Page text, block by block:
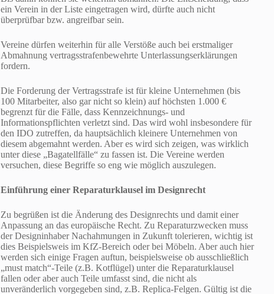
ein Verein in der Liste eingetragen wird, dürfte auch nicht
überprüfbar bzw. angreifbar sein.
Vereine dürfen weiterhin für alle Verstöße auch bei erstmaliger
Abmahnung vertragsstrafenbewehrte Unterlassungserklärungen
fordern.
Die Forderung der Vertragsstrafe ist für kleine Unternehmen (bis
100 Mitarbeiter, also gar nicht so klein) auf höchsten 1.000 €
begrenzt für die Fälle, dass Kennzeichnungs- und
Informationspflichten verletzt sind. Das wird wohl insbesondere für
den IDO zutreffen, da hauptsächlich kleinere Unternehmen von
diesem abgemahnt werden. Aber es wird sich zeigen, was wirklich
unter diese „Bagatellfälle“ zu fassen ist. Die Vereine werden
versuchen, diese Begriffe so eng wie möglich auszulegen.
Einführung einer Reparaturklausel im Designrecht
Zu begrüßen ist die Änderung des Designrechts und damit einer
Anpassung an das europäische Recht. Zu Reparaturzwecken muss
der Designinhaber Nachahmungen in Zukunft tolerieren, wichtig ist
dies Beispielsweis im KfZ-Bereich oder bei Möbeln. Aber auch hier
werden sich einige Fragen auftun, beispielsweise ob ausschließlich
„must match“-Teile (z.B. Kotflügel) unter die Reparaturklausel
fallen oder aber auch Teile umfasst sind, die nicht als
unveränderlich vorgegeben sind, z.B. Replica-Felgen. Gültig ist die